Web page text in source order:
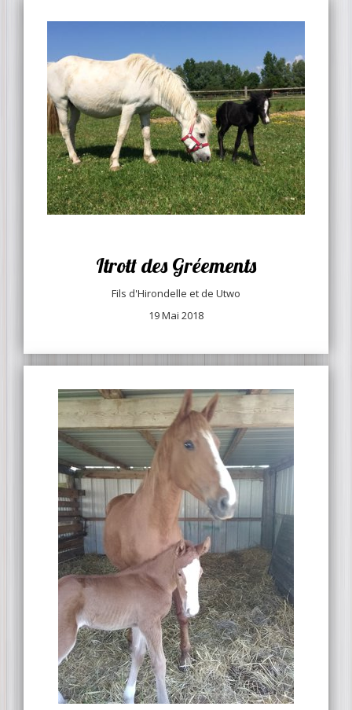
Itrott des Gréements
Fils d'Hirondelle et de Utwo
19 Mai 2018